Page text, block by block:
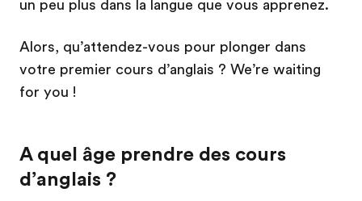
un peu plus dans la langue que vous apprenez.
Alors, qu’attendez-vous pour plonger dans
votre premier cours d’anglais ? We’re waiting
for you !
A quel âge prendre des cours
d’anglais ?